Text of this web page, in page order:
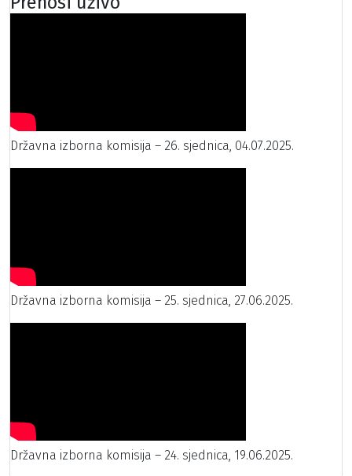
Državna izborna komisija – 26. sjednica, 04.07.2025.
Državna izborna komisija – 25. sjednica, 27.06.2025.
Državna izborna komisija – 24. sjednica, 19.06.2025.